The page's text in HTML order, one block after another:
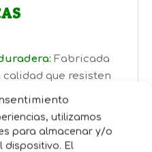
utilizamos
para almacenar y/o
dispositivo. El
Fabricada
que resisten
del
Altura y
para que los más